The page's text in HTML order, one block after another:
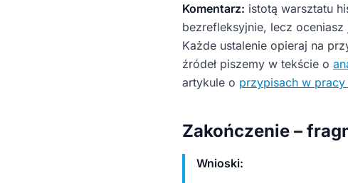
Komentarz: istotą warsztatu
bezrefleksyjnie, lecz
Każde ustalenie opieraj na
źródeł piszemy w tekście o
artykule o przypisach w
Zakończenie –
Wnioski: